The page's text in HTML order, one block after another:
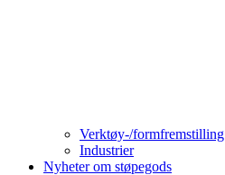
Verktøy-/formfremstilling
Industrier
Nyheter om støpegods